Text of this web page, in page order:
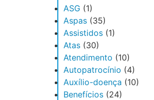
ASG (1)
Aspas (35)
Assistidos (1)
Atas (30)
Atendimento (10)
Autopatrocínio (4)
Auxílio-doença (10)
Benefícios (24)